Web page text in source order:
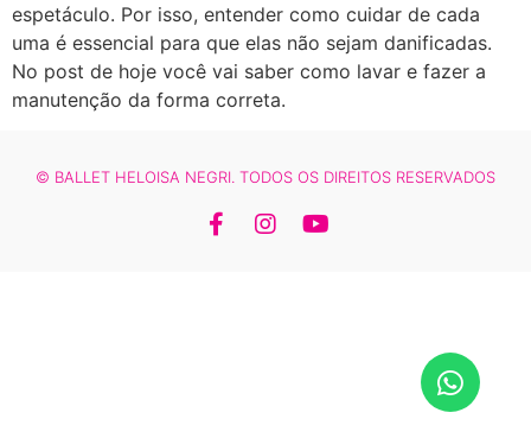
espetáculo. Por isso, entender como cuidar de cada
uma é essencial para que elas não sejam danificadas.
No post de hoje você vai saber como lavar e fazer a
manutenção da forma correta.
© BALLET HELOISA NEGRI. TODOS OS DIREITOS RESERVADOS